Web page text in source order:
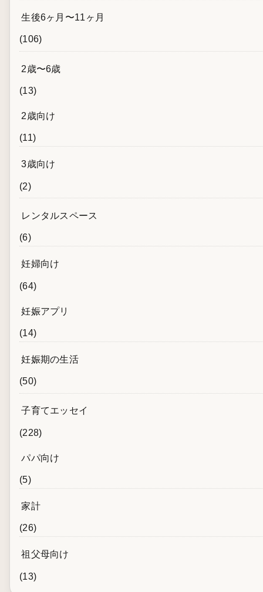
生後6ヶ月〜11ヶ月
(106)
2歳〜6歳
(13)
2歳向け
(11)
3歳向け
(2)
レンタルスペース
(6)
妊婦向け
(64)
妊娠アプリ
(14)
妊娠期の生活
(50)
子育てエッセイ
(228)
パパ向け
(5)
家計
(26)
祖父母向け
(13)